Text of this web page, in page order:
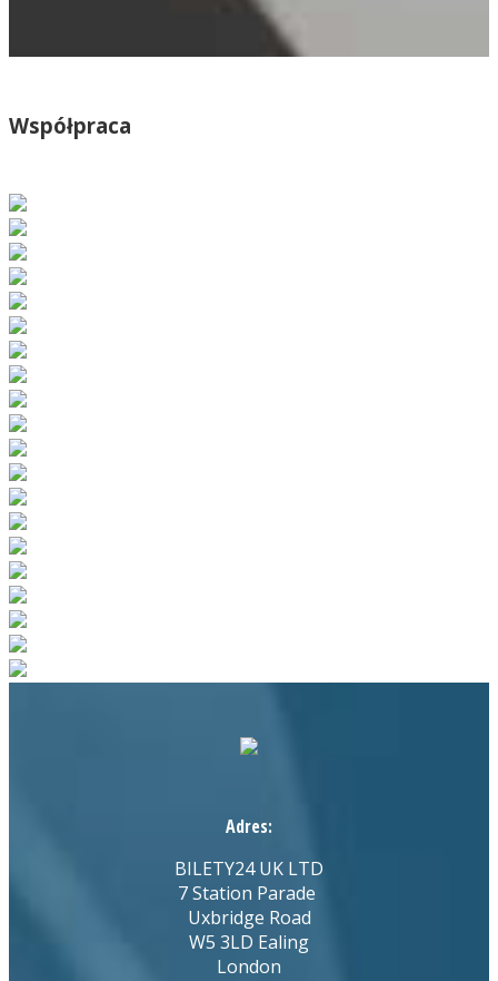
Współpraca
Adres:
BILETY24 UK LTD
7 Station Parade
Uxbridge Road
W5 3LD Ealing
London